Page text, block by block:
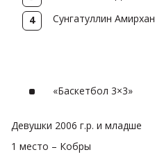
Сунгатуллин Амирхан
«Баскетбол 3×3»
Девушки 2006 г.р. и младше
1 место – Кобры